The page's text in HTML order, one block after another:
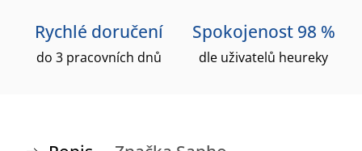
Rychlé doručení
do 3 pracovních dnů
Spokojenost 98 %
dle uživatelů heureky